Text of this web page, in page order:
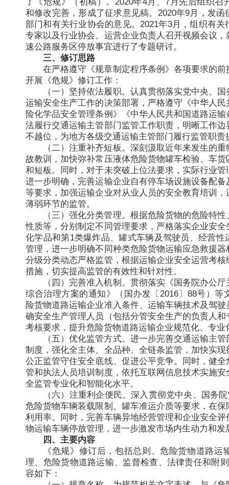
和修改完善，形成了征求意见稿。2020年9月，发
部门和有关行业协会的意见。2021年3月，组织有
专家以及行业协会、运营企业负责人召开视频会议
速公路服务区停放事宜进行了专题研讨。
三、修订思路
在严格遵守《规章制定程序条例》各项要求的
开展《危规》修订工作：
（一）坚持依法履职。认真贯彻落实党中央、
运输安全生产工作的决策部署，严格遵守《中华人
险化学品安全管理条例》《中华人民共和国道路运
法履行交通运输主管部门监管工作职责，明晰工作
不越位，为地方各级交通运输主管部门履行监管职责
（二）注重补齐短板。深刻汲取近年来发生的
故教训，加快弥补常压液体危险货物罐车检验、车
和短板。同时，对于未突破上位法要求，实际行业
进一步明确，完善运输企业自有停车场设施设备配
等要求，加强运输企业对从业人员的安全教育培训
薄弱环节的监管。
（三）强化分类管理。根据危险货物的危险特
性质等，分别制定不同管理要求，严格落实企业安
化学品和第1类爆炸品、罐式车辆及驾驶员、经营性
管理，进一步明确不同种类危险货物运输应急救援
分级分类动态严格监管，根据运输企业安全运营考
措施，切实提高监管的有效性和针对性。
（四）完善准入机制。贯彻落实《国务院办公
综合治理方案的通知》（国办发〔2016〕88号）等
险货物道路运输企业准入条件、运输车辆技术及驾
确安全生产管理人员（包括分管安全生产的负责人
考核要求，提升危险货物道路运输企业规范化、专业
（五）优化监管方式。进一步完善交通运输主
制度，强化全主体、全品种、全链条监管，加快实
公正监管守住安全底线、促进公平竞争。同时，健
管和执法人员培训制度，依托互联网信息技术实施
全监管专业化和智能化水平。
（六）注重利企便民。深入贯彻党中央、国务
危险货物车辆装载限制、罐车准运介质等要求，在
利用率。同时，完善车辆异地经营管理和企业安全
物运输车辆停放管理，进一步激发市场内生动力和发
四、主要内容
《危规》修订后，包括总则、危险货物道路运
理、危险货物道路运输、监督检查、法律责任和附
容如下：